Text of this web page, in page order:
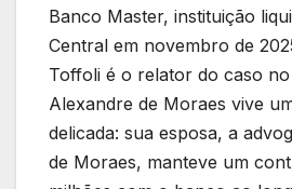
Banco Master, instituição
Central em novembro de
Toffoli é o relator do caso
Alexandre de Moraes vive
delicada: sua esposa, a
de Moraes, manteve um